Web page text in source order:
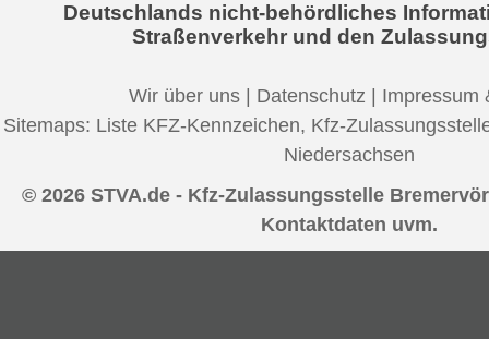
Deutschlands nicht-behördliches
Straßenverkehr und den
Wir über uns | Datenschutz | Impressum
Sitemaps: Liste KFZ-Kennzeichen, Kfz-
Niedersachsen
© 2026 STVA.de - Kfz-Zulassungsstelle
Kontaktdaten uvm.